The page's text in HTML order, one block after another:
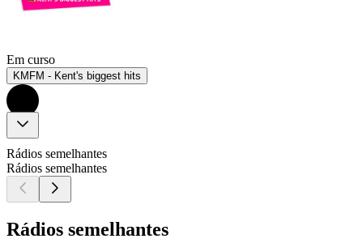
Em curso
KMFM - Kent's biggest hits
Rádios semelhantes
Rádios semelhantes
Rádios semelhantes